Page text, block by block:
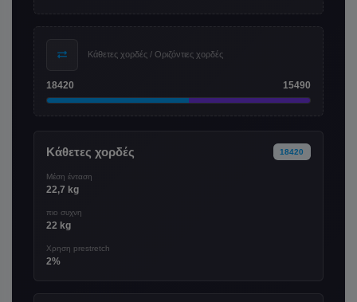
Κάθετες χορδές / Οριζόντιες χορδές
18420 15490
Κάθετες χορδές 18420
Μέση ένταση
22,7 kg
πιο συχνη
22 kg
Χρηση prestretch
2%